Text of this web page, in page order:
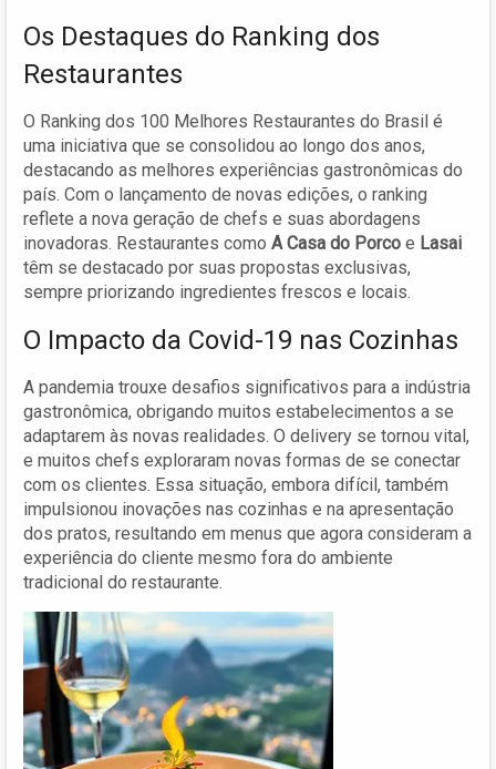
Os Destaques do Ranking dos
Restaurantes
O Ranking dos 100 Melhores Restaurantes do Brasil é
uma iniciativa que se consolidou ao longo dos anos,
destacando as melhores experiências gastronômicas do
país. Com o lançamento de novas edições, o ranking
reflete a nova geração de chefs e suas abordagens
inovadoras. Restaurantes como A Casa do Porco e Lasai
têm se destacado por suas propostas exclusivas,
sempre priorizando ingredientes frescos e locais.
O Impacto da Covid-19 nas Cozinhas
A pandemia trouxe desafios significativos para a indústria
gastronômica, obrigando muitos estabelecimentos a se
adaptarem às novas realidades. O delivery se tornou vital,
e muitos chefs exploraram novas formas de se conectar
com os clientes. Essa situação, embora difícil, também
impulsionou inovações nas cozinhas e na apresentação
dos pratos, resultando em menus que agora consideram a
experiência do cliente mesmo fora do ambiente
tradicional do restaurante.